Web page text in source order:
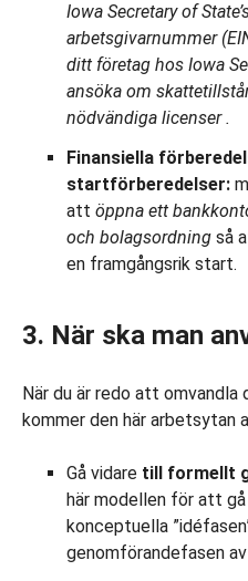
Iowa Secretary of
arbetsgivarnummer
ditt företag hos Iowa
ansöka om
nödvändiga licenser .
Finansiella
startförberedelser:
att öppna ett
och bolagsordning så
en framgångsrik start.
3. När ska man
När du är redo att
kommer den här arbetsytan
Gå vidare till formellt
här modellen för att
konceptuella
genomförandefasen